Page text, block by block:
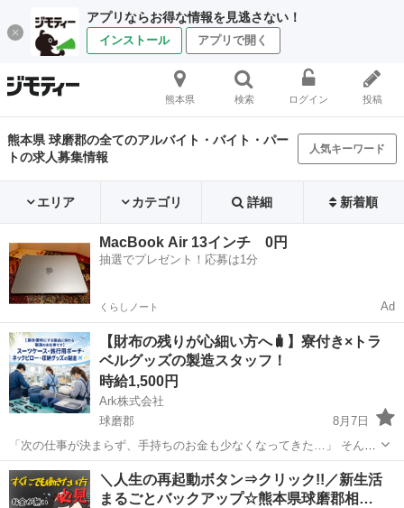
アプリならお得な情報を見逃さない！
インストール アプリで開く
熊本県 検索 ログイン 投稿
熊本県 球磨郡の全てのアルバイト・バイト・パー
トの求人募集情報
人気キーワード
エリア カテゴリ 詳細 新着順
MacBook Air 13インチ 0円
抽選でプレゼント！応募は1分
くらしノート Ad
【財布の残りが心細い方へ🧳】寮付き×トラ
ベルグッズの製造スタッフ！
時給1,500円
Ark株式会社
球磨郡
8月7日
「次の仕事が決まらず、手持ちのお金も少なくなってきた…」 そんな
状況でも、仕事探しを諦める必要はありません。 スーツケース・旅行
用ポーチ・ネックピロー・収納グッズなど、旅を便利にする製品に関
わる製造のお仕事です✈️✨...
熊本 球磨郡 工場 スタッフ
＼人生の再起動ボタン⇒クリック!!／新生活
まるごとバックアップ☆熊本県球磨郡相…